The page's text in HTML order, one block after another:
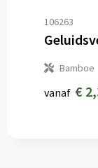
106263
Bamboe
vanaf €